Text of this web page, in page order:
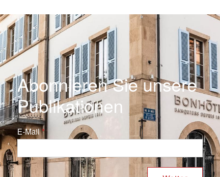
Abonnieren Sie unsere
Publikationen
E-Mail